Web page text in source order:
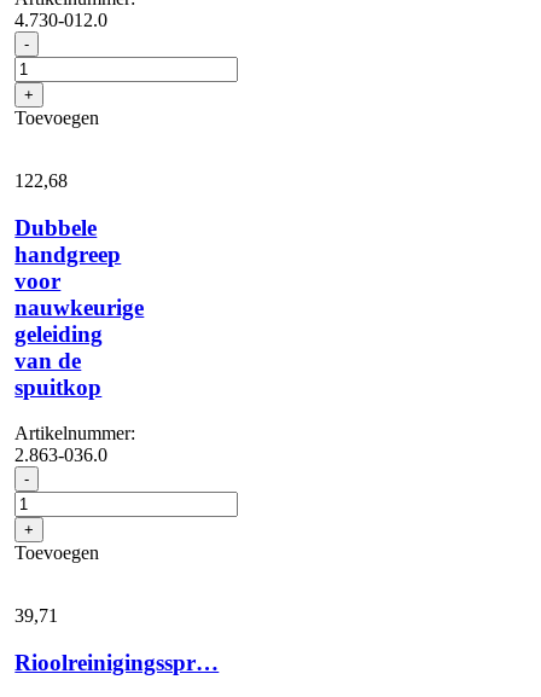
4.730-012.0
- Aanzuigfilter
met
terugslagklep
aantal
+
Toevoegen
122,68
Dubbele
handgreep
voor
nauwkeurige
geleiding
van de
spuitkop
Artikelnummer:
2.863-036.0
- Dubbele
handgreep
voor
nauwkeurige
geleiding
de
spuitkop
+
Toevoegen
39,71
Rioolreinigingsspr…